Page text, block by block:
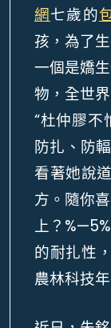
網七歲的
孩，為了
一個是嬌
物，全世
“杜仲膠不
防扎、防
看著她說
方。隨你
上？
的耐扎性
農林科技